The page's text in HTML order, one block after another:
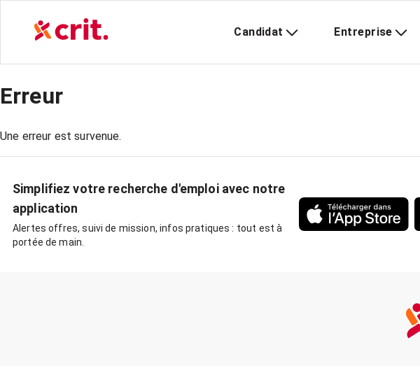
Candidat Entreprise
Erreur
Une erreur est survenue.
Simplifiez votre recherche d'emploi avec notre
application
Alertes offres, suivi de mission, infos pratiques : tout est à
portée de main.